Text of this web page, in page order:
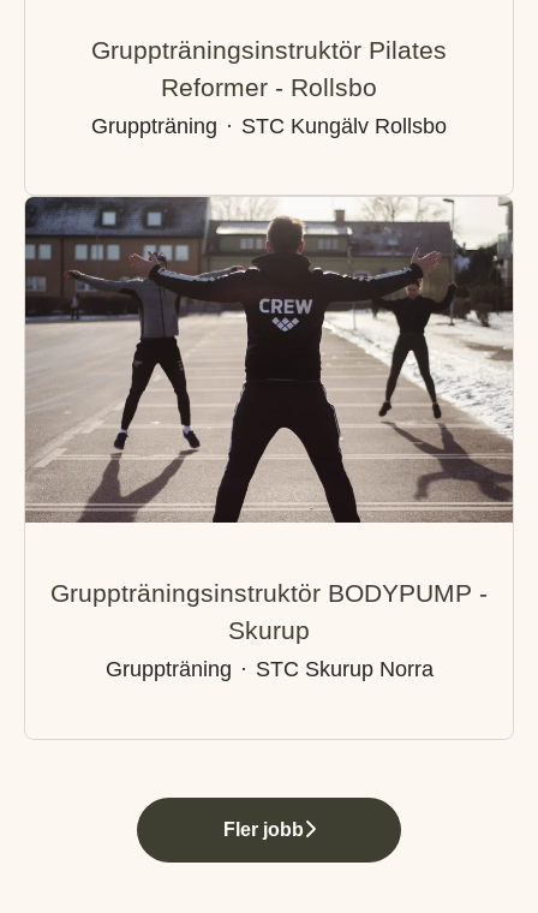
Gruppträningsinstruktör Pilates
Reformer - Rollsbo
Gruppträning · STC Kungälv Rollsbo
Gruppträningsinstruktör BODYPUMP -
Skurup
Gruppträning · STC Skurup Norra
Fler jobb